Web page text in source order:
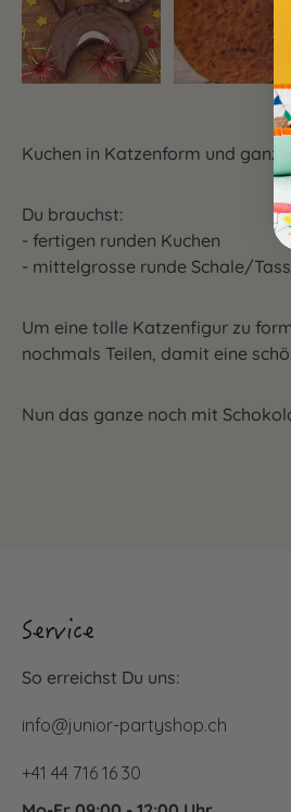
Kuchen in Katzenform und ganz
Du brauchst:
- fertigen runden Kuchen
- mittelgrosse runde Schale/
Um eine tolle Katzenfigur zu
nochmals Teilen, damit eine
Nun das ganze noch mit
Service
So erreichst Du uns:
info@junior-partyshop.ch
+41 44 716 16 30